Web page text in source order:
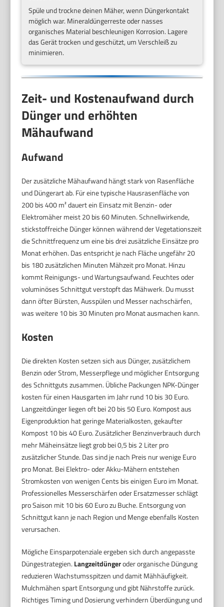
Spüle und trockne deinen Mäher, wenn Düngerkontakt
möglich war. Mineraldüngerreste oder nasses
organisches Material beschleunigen Korrosion. Lagere
das Gerät trocken und geschützt, um Verschleiß zu
minimieren.
Zeit- und Kostenaufwand durch
Dünger und erhöhten
Mähaufwand
Aufwand
Der zusätzliche Mähaufwand hängt stark von Rasenfläche
und Düngerart ab. Für eine typische Hausrasenfläche von
200 bis 400 m² dauert ein Einsatz mit Benzin- oder
Elektromäher meist 20 bis 60 Minuten. Schnellwirkende,
stickstoffreiche Dünger können während der Vegetationszeit
die Schnittfrequenz um eine bis drei zusätzliche Einsätze pro
Monat erhöhen. Das entspricht je nach Fläche ungefähr 20
bis 180 zusätzlichen Minuten Mähzeit pro Monat. Hinzu
kommt Reinigungs- und Wartungsaufwand. Feuchtes oder
voluminöses Schnittgut verstopft das Mähwerk. Du musst
dann öfter Bürsten, Ausspülen und Messer nachschärfen,
was weitere 10 bis 30 Minuten pro Monat ausmachen kann.
Kosten
Die direkten Kosten setzen sich aus Dünger, zusätzlichem
Benzin oder Strom, Messerpflege und möglicher Entsorgung
des Schnittguts zusammen. Übliche Packungen NPK-Dünger
kosten für einen Hausgarten im Jahr rund 10 bis 30 Euro.
Langzeitdünger liegen oft bei 20 bis 50 Euro. Kompost aus
Eigenproduktion hat geringe Materialkosten, gekaufter
Kompost 10 bis 40 Euro. Zusätzlicher Benzinverbrauch durch
mehr Mäheinsätze liegt grob bei 0,5 bis 2 Liter pro
zusätzlicher Stunde. Das sind je nach Preis nur wenige Euro
pro Monat. Bei Elektro- oder Akku-Mähern entstehen
Stromkosten von wenigen Cents bis einigen Euro im Monat.
Professionelles Messerschärfen oder Ersatzmesser schlägt
pro Saison mit 10 bis 60 Euro zu Buche. Entsorgung von
Schnittgut kann je nach Region und Menge ebenfalls Kosten
verursachen.
Mögliche Einsparpotenziale ergeben sich durch angepasste
Düngestrategien. Langzeitdüngeroder organische Düngung
reduzieren Wachstumsspitzen und damit Mähhäufigkeit.
Mulchmähen spart Entsorgung und gibt Nährstoffe zurück.
Richtiges Timing und Dosierung verhindern Überdüngung und